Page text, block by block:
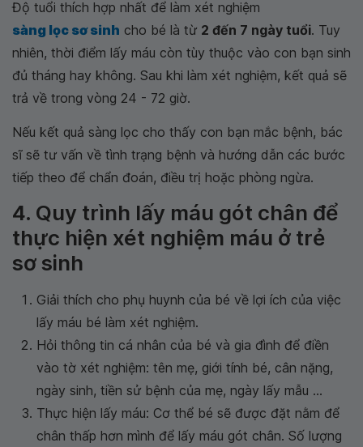
Độ tuổi thích hợp nhất để làm xét nghiệm
sàng lọc sơ sinh cho bé là từ 2 đến 7 ngày tuổi. Tuy
nhiên, thời điểm lấy máu còn tùy thuộc vào con bạn sinh
đủ tháng hay không. Sau khi làm xét nghiệm, kết quả sẽ
trả về trong vòng 24 - 72 giờ.
Nếu kết quả sàng lọc cho thấy con bạn mắc bệnh, bác
sĩ sẽ tư vấn về tình trạng bệnh và hướng dẫn các bước
tiếp theo để chẩn đoán, điều trị hoặc phòng ngừa.
4. Quy trình lấy máu gót chân để
thực hiện xét nghiệm máu ở trẻ
sơ sinh
Giải thích cho phụ huynh của bé về lợi ích của việc
lấy máu bé làm xét nghiệm.
Hỏi thông tin cá nhân của bé và gia đình để điền
vào tờ xét nghiệm: tên mẹ, giới tính bé, cân nặng,
ngày sinh, tiền sử bệnh của mẹ, ngày lấy mẫu ...
Thực hiện lấy máu: Cơ thể bé sẽ được đặt nằm để
chân thấp hơn mình để lấy máu gót chân. Số lượng